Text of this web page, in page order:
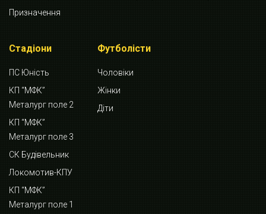
Призначення
Стадіони
ПС Юність
КП “МФК”
Металург поле 2
КП “МФК”
Металург поле 3
СК Будівельник
Локомотив-КПУ
КП “МФК”
Металург поле 1
Футболісти
Чоловіки
Жінки
Діти